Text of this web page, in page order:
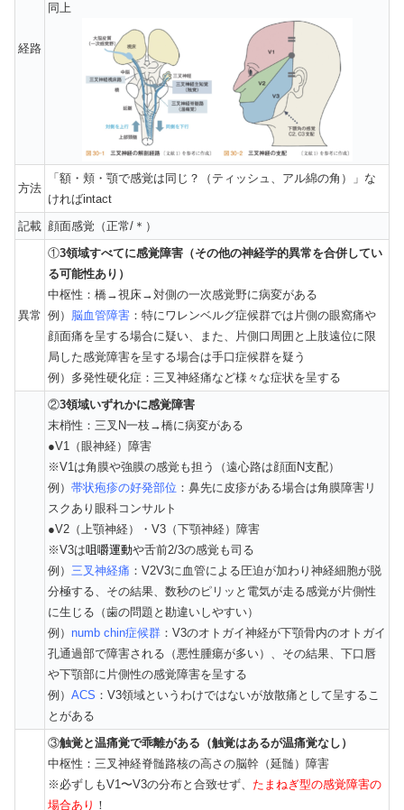
経路
同上
方法
「額・頬・顎で感覚は同じ？（ティッシュ、アル綿の角）」な
ければintact
記載 顔面感覚（正常/＊）
異常
①3領域すべてに感覚障害（その他の神経学的異常を合併してい
る可能性あり）
中枢性：橋→視床→対側の一次感覚野に病変がある
例） 脳血管障害 ：特にワレンベルグ症候群では片側の眼窩痛や
顔面痛を呈する場合に疑い、また、片側口周囲と上肢遠位に限
局した感覚障害を呈する場合は手口症候群を疑う
例）多発性硬化症：三叉神経痛など様々な症状を呈する
②3領域いずれかに感覚障害
末梢性：三叉N一枝→橋に病変がある
●V1（眼神経）障害
※V1は角膜や強膜の感覚も担う（遠心路は顔面N支配）
例） 帯状疱疹の好発部位 ：鼻先に皮疹がある場合は角膜障害リ
スクあり眼科コンサルト
●V2（上顎神経）・V3（下顎神経）障害
※V3は咀嚼運動や舌前2/3の感覚も司る
例） 三叉神経痛 ：V2V3に血管による圧迫が加わり神経細胞が脱
分極する、その結果、数秒のピリッと電気が走る感覚が片側性
に生じる（歯の問題と勘違いしやすい）
例） numb chin症候群 ：V3のオトガイ神経が下顎骨内のオトガイ
孔通過部で障害される（悪性腫瘍が多い）、その結果、下口唇
や下顎部に片側性の感覚障害を呈する
例） ACS ：V3領域というわけではないが放散痛として呈するこ
とがある
③触覚と温痛覚で乖離がある（触覚はあるが温痛覚なし）
中枢性：三叉神経脊髄路核の高さの脳幹（延髄）障害
※必ずしもV1〜V3の分布と合致せず、 たまねぎ型の感覚障害の
場合あり ！